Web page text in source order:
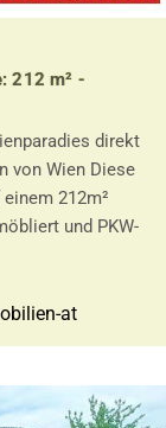
212 m² -
direkt
von Wien Diese
212m²
und PKW-
at